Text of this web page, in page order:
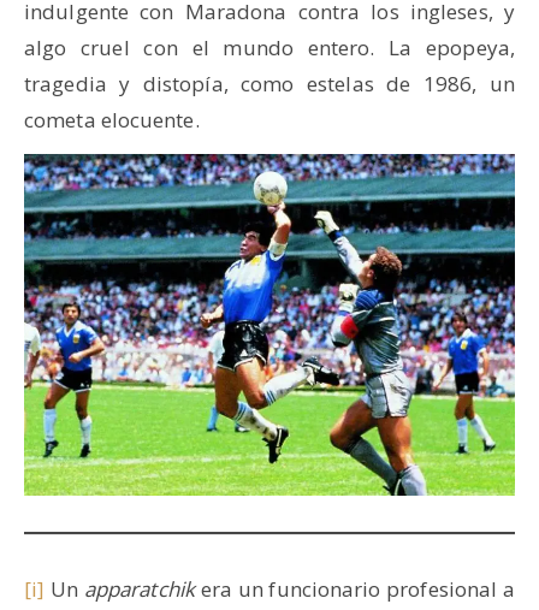
indulgente con Maradona contra los ingleses, y
algo cruel con el mundo entero. La epopeya,
tragedia y distopía, como estelas de 1986, un
cometa elocuente.
[i] Un apparatchikera un funcionario profesional a